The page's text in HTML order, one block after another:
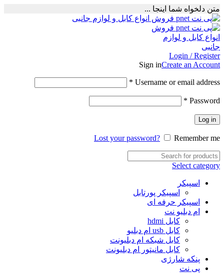
متن دلخواه شما اینجا ...
Login / Register
Sign inCreate an Account
Username or email address
*
Password
*
Log in
Lost your password? Remember me
Select category
اسپیکر
اسپیکر پورتابل
اسپیکر حرفه ای
ام دبلیو نت
کابل hdmi
کابل usb ام دبلیو
کابل شبکه ام دبلیونت
کابل مانیتور ام دبلیونت
پنکه شارژی
پی نت